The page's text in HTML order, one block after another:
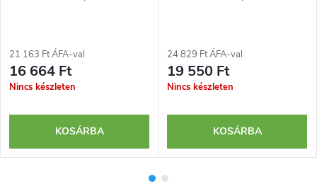
21 163 Ft ÁFA-val
16 664 Ft
Nincs készleten
KOSÁRBA
24 829 Ft ÁFA-val
19 550 Ft
Nincs készleten
KOSÁRBA